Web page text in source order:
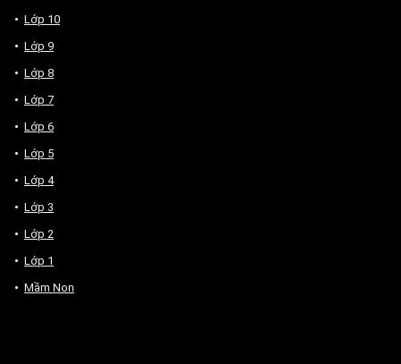
Lớp 10
Lớp 9
Lớp 8
Lớp 7
Lớp 6
Lớp 5
Lớp 4
Lớp 3
Lớp 2
Lớp 1
Mầm Non